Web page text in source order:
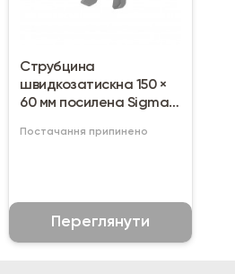
Струбцина
швидкозатискна 150 ×
60 мм посилена Sigma
Постачання припинено
Переглянути